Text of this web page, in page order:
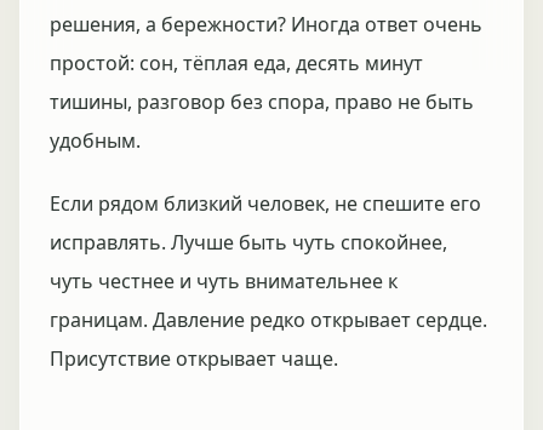
решения, а бережности? Иногда ответ очень
простой: сон, тёплая еда, десять минут
тишины, разговор без спора, право не быть
удобным.
Если рядом близкий человек, не спешите его
исправлять. Лучше быть чуть спокойнее,
чуть честнее и чуть внимательнее к
границам. Давление редко открывает сердце.
Присутствие открывает чаще.